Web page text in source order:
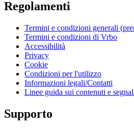
Regolamenti
Termini e condizioni generali
Termini e condizioni di Vrbo
Accessibilità
Privacy
Cookie
Condizioni per l'utilizzo
Informazioni legali/Contatti
Linee guida sui contenuti e
Supporto